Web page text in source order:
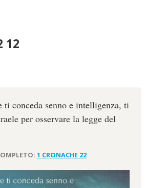
12
ti conceda senno e intelligenza, ti
per osservare la legge del
1 CRONACHE 22